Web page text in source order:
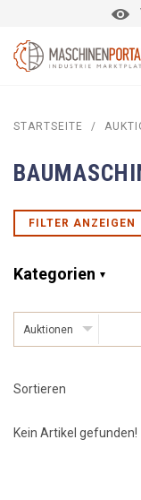
STARTSEITE /
FILTER ANZEIGEN
Kategorien
Auktionen
Sortieren
Kein Artikel gefunden!